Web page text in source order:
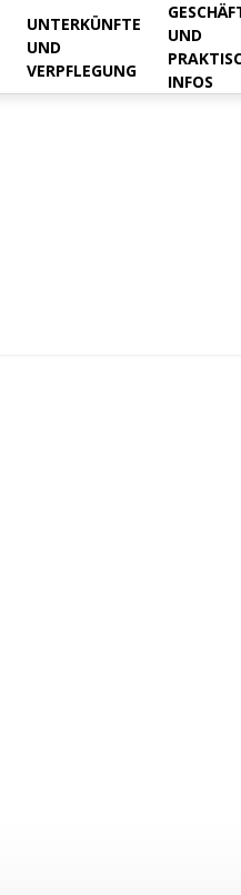
UNTERKÜNFTE
UND
VERPFLEGUNG
UND
INFOS